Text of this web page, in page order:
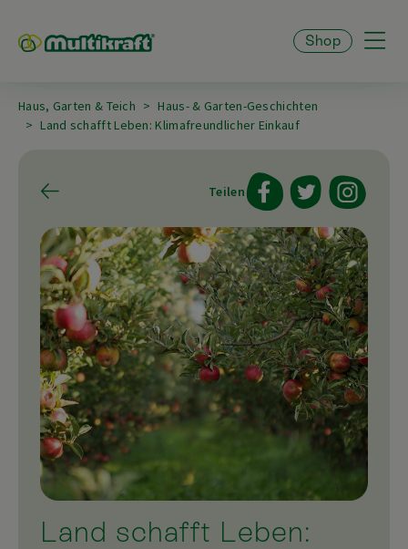
Shop
Haus, Garten & Teich
Haus- & Garten-Geschichten
Land schafft Leben: Klimafreundlicher Einkauf
Teilen
Land schafft Leben: